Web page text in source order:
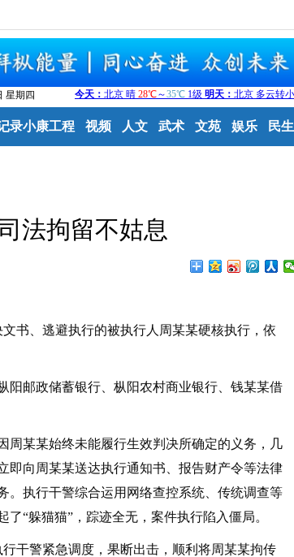
星期四
录小康工程 视频 人文 武术 文苑 娱乐 民生
法拘留不姑息
书、逃避执行的被执行人周某某硬核执行，依
邮政储蓄银行、枞阳农村商业银行、钱某某借
某某始终未能履行生效判决所确定的义务，几
即向周某某送达执行通知书、报告财产令等法律
。执行干警综合运用网络查控系统、传统调查等
“躲猫猫”，踪迹全无，案件执行陷入僵局。
警紧急调度，果断出击，顺利将周某某拘传